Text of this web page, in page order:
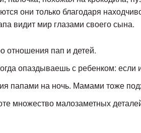
они только благодаря
видит мир глазами своего сына.
отношения пап и детей.
опаздываешь с ребенком: если
папами на ночь. Мамами тоже
множество малозаметных